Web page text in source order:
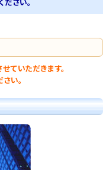
さい。
ていただきます。
い。